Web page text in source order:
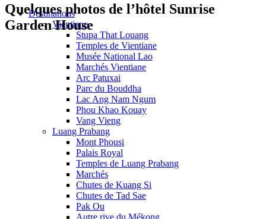
Destinations
Vientiane
Stupa That Louang
Temples de Vientiane
Musée National Lao
Marchés Vientiane
Arc Patuxai
Parc du Bouddha
Lac Ang Nam Ngum
Phou Khao Kouay
Vang Vieng
Luang Prabang
Mont Phousi
Palais Royal
Temples de Luang Prabang
Marchés
Chutes de Kuang Si
Chutes de Tad Sae
Pak Ou
Autre rive du Mékong
Quelques photos de l’hôtel Sunrise
Garden House